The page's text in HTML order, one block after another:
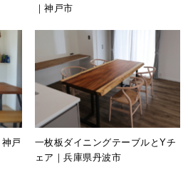
｜神戸市
戸
一枚板ダイニングテーブルとYチ
ェア｜兵庫県丹波市